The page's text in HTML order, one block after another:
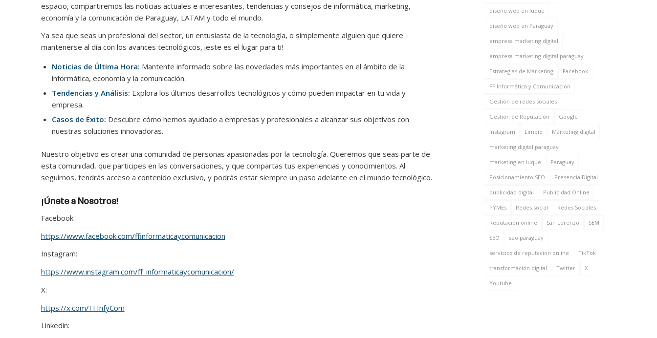
espacio, compartiremos las noticias actuales e interesantes, tendencias y consejos de informática, marketing,
economía y la comunicación de Paraguay, LATAM y todo el mundo.
Ya sea que seas un profesional del sector, un entusiasta de la tecnología, o simplemente alguien que quiere
mantenerse al día con los avances tecnológicos, ¡este es el lugar para ti!
Noticias de Última Hora: Mantente informado sobre las novedades más importantes en el ámbito de la
informática, economía y la comunicación.
Tendencias y Análisis: Explora los últimos desarrollos tecnológicos y cómo pueden impactar en tu vida y
empresa.
Casos de Éxito: Descubre cómo hemos ayudado a empresas y profesionales a alcanzar sus objetivos con
nuestras soluciones innovadoras.
Nuestro objetivo es crear una comunidad de personas apasionadas por la tecnología. Queremos que seas parte de
esta comunidad, que participes en las conversaciones, y que compartas tus experiencias y conocimientos. Al
seguirnos, tendrás acceso a contenido exclusivo, y podrás estar siempre un paso adelante en el mundo tecnológico.
¡Únete a Nosotros!
Facebook:
https://www.facebook.com/ffinformaticaycomunicacion
Instagram:
https://www.instagram.com/ff_informaticaycomunicacion/
X:
https://x.com/FFInfyCom
Linkedin:
diseño web en luque
diseño web en Paraguay
empresa marketing digital
empresa marketing digital paraguay
Estrategias de Marketing Facebook
FF Informática y Comunicación
Gestión de redes sociales
Gestión de Reputación Google
Instagram Limpio Marketing digital
marketing digital paraguay
marketing en luque Paraguay
Posicionamiento SEO Presencia Digital
publicidad digital Publicidad Online
PYMEs Redes social Redes Sociales
Reputación online San Lorenzo SEM
SEO seo paraguay
servicios de reputacion online TikTok
transformación digital Twitter X
Youtube